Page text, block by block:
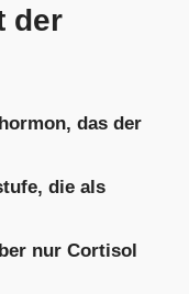
der
das der
die als
nur Cortisol